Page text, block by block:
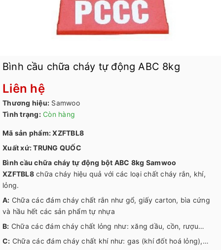
Bình cầu chữa cháy tự động ABC 8kg
Liên hệ
Thương hiệu: Samwoo
Tình trạng: Còn hàng
Mã sản phẩm: XZFTBL8
Xuất xứ: TRUNG QUỐC
Bình cầu chữa cháy tự động bột ABC 8kg Samwoo
XZFTBL8chữa cháy hiệu quả với các loại chất cháy rắn, khí,
lỏng.
A: Chữa các đám cháy chất rắn như gổ, giấy carton, bìa cứng
và hầu hết các sản phẩm tự nhựa
B: Chữa các đám cháy chất lỏng như: xăng dầu, cồn, rượu…
C: Chữa các đám cháy chất khí như: gas (khí đốt hoá lỏng),…